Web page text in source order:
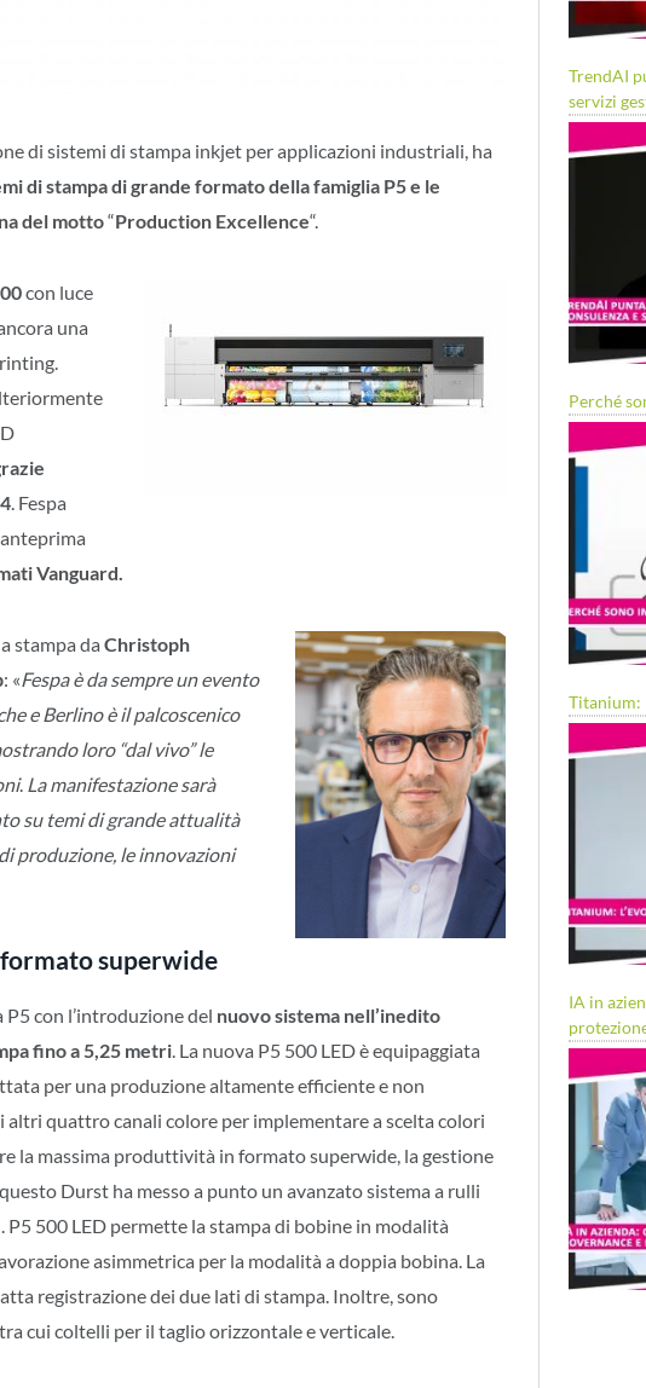
di sistemi di stampa inkjet per applicazioni industriali, ha
di stampa di grande formato della famiglia P5 e le
del motto“Production Excellence“.
con luce
una
. Fespa
Vanguard.
stampa da Christoph
: «Fespa è da sempre un evento
e Berlino è il palcoscenico
loro “dal vivo” le
. La manifestazione sarà
su temi di grande attualità
produzione, le innovazioni
superwide
con l’introduzione del nuovo sistema nell’inedito
fino a 5,25 metri . La nuova P5 500 LED è equipaggiata
per una produzione altamente efficiente e non
quattro canali colore per implementare a scelta colori
la massima produttività in formato superwide, la gestione
Durst ha messo a punto un avanzato sistema a rulli
500 LED permette la stampa di bobine in modalità
asimmetrica per la modalità a doppia bobina. La
registrazione dei due lati di stampa. Inoltre, sono
cui coltelli per il taglio orizzontale e verticale.
TrendAI
servizi
Perché
Titanium:
IA in